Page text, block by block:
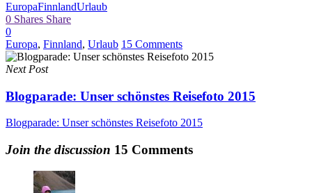
EuropaFinnlandUrlaub
0 Shares Share
0
Europa, Finnland, Urlaub 15 Comments
Next Post
Blogparade: Unser schönstes Reisefoto 2015
Blogparade: Unser schönstes Reisefoto 2015
Join the discussion 15 Comments